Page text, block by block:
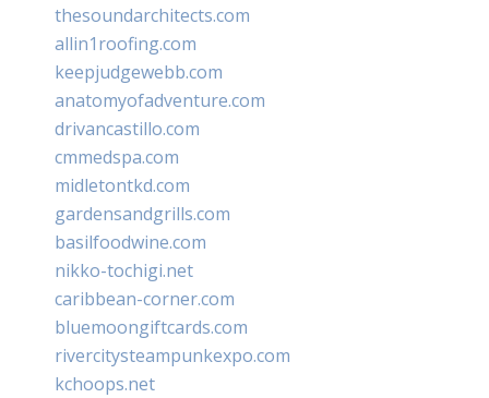
thesoundarchitects.com
allin1roofing.com
keepjudgewebb.com
anatomyofadventure.com
drivancastillo.com
cmmedspa.com
midletontkd.com
gardensandgrills.com
basilfoodwine.com
nikko-tochigi.net
caribbean-corner.com
bluemoongiftcards.com
rivercitysteampunkexpo.com
kchoops.net